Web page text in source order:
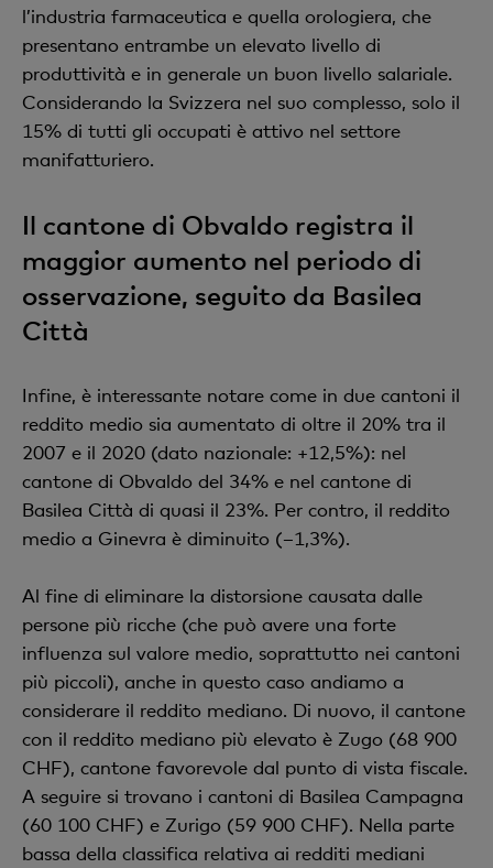
l’industria farmaceutica e quella orologiera, che
presentano entrambe un elevato livello di
produttività e in generale un buon livello salariale.
Considerando la Svizzera nel suo complesso, solo il
15% di tutti gli occupati è attivo nel settore
manifatturiero.
Il cantone di Obvaldo registra il
maggior aumento nel periodo di
osservazione, seguito da Basilea
Città
Infine, è interessante notare come in due cantoni il
reddito medio sia aumentato di oltre il 20% tra il
2007 e il 2020 (dato nazionale: +12,5%): nel
cantone di Obvaldo del 34% e nel cantone di
Basilea Città di quasi il 23%. Per contro, il reddito
medio a Ginevra è diminuito (–1,3%).
Al fine di eliminare la distorsione causata dalle
persone più ricche (che può avere una forte
influenza sul valore medio, soprattutto nei cantoni
più piccoli), anche in questo caso andiamo a
considerare il reddito mediano. Di nuovo, il cantone
con il reddito mediano più elevato è Zugo (68 900
CHF), cantone favorevole dal punto di vista fiscale.
A seguire si trovano i cantoni di Basilea Campagna
(60 100 CHF) e Zurigo (59 900 CHF). Nella parte
bassa della classifica relativa ai redditi mediani